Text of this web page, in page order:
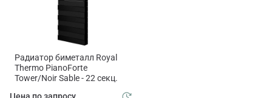
Радиатор биметалл Royal
Thermo PianoForte
Tower/Noir Sable - 22 секц.